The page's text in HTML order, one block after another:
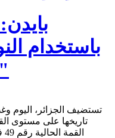
باستخدام
لخطر "نهاية العالم"
تستضيف الجزائر، اليوم